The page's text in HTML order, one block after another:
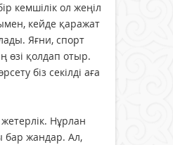
кемшілік ол жеңіл
кейде қаражат
Яғни, спорт
өзі қолдап отыр.
біз секілді аға
Нұрлан
бар жандар. Ал,